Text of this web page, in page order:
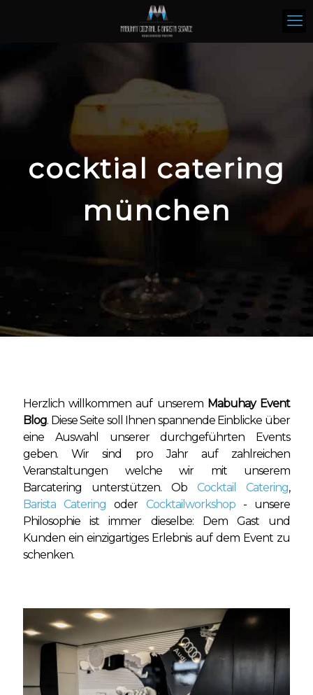
cocktial catering
münchen
Herzlich willkommen auf unserem Mabuhay Event
Blog. Diese Seite soll Ihnen spannende Einblicke über
eine Auswahl unserer durchgeführten Events
geben. Wir sind pro Jahr auf zahlreichen
Veranstaltungen welche wir mit unserem
Barcatering unterstützen. Ob Cocktail Catering,
Barista Catering oder Cocktailworkshop- unsere
Philosophie ist immer dieselbe: Dem Gast und
Kunden ein einzigartiges Erlebnis auf dem Event zu
schenken.